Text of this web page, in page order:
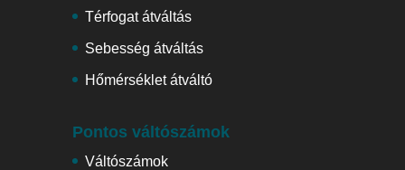
Térfogat átváltás
Sebesség átváltás
Hőmérséklet átváltó
Pontos váltószámok
Váltószámok